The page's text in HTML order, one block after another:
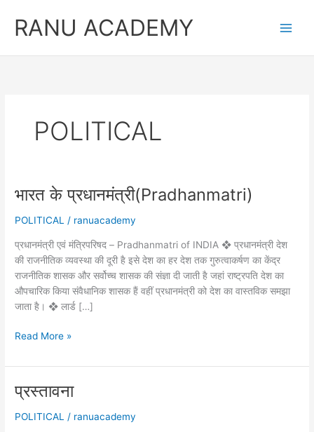
contentRANU ACADEMY
POLITICAL
भारत के प्रधानमंत्री(Pradhanmatri)
POLITICAL / ranuacademy
प्रधानमंत्री एवं मंत्रिपरिषद – Pradhanmatri of INDIA ❖ प्रधानमंत्री देश
की राजनीतिक व्यवस्था की दूरी है इसे देश का हर देश तक गुरुत्वाकर्षण का केंद्र
राजनीतिक शासक और सर्वोच्च शासक की संज्ञा दी जाती है जहां राष्ट्रपति देश का
औपचारिक किया संवैधानिक शासक हैं वहीं प्रधानमंत्री को देश का वास्तविक समझा
जाता है। ❖ लार्ड […]
भारत
प्रधानमंत्री(Pradhanmatri)
Read More »
प्रस्तावना
POLITICAL / ranuacademy